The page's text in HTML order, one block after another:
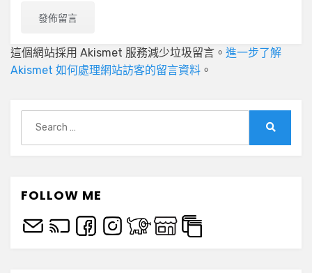
這個網站採用 Akismet 服務減少垃圾留言。 進一步了解
Akismet 如何處理網站訪客的留言資料 。
for:
FOLLOW ME